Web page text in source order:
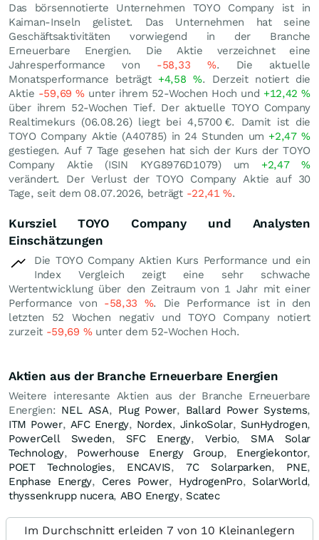
Das börsennotierte Unternehmen TOYO Company ist in
Kaiman-Inseln gelistet. Das Unternehmen hat seine
Geschäftsaktivitäten vorwiegend in der Branche
Erneuerbare Energien. Die Aktie verzeichnet eine
Jahresperformance von -58,33 %. Die aktuelle
Monatsperformance beträgt +4,58%. Derzeit notiert die
Aktie -59,69%unter ihrem 52-Wochen Hoch und +12,42%
über ihrem 52-Wochen Tief. Der aktuelle TOYO Company
Realtimekurs (06.08.26) liegt bei 4,5700 €. Damit ist die
TOYO Company Aktie (A40785) in 24 Stunden um +2,47%
gestiegen. Auf 7 Tage gesehen hat sich der Kurs der TOYO
Company Aktie (ISIN KYG8976D1079) um +2,47%
verändert. Der Verlust der TOYO Company Aktie auf 30
Tage, seit dem 08.07.2026, beträgt -22,41%.
Kursziel TOYO Company und Analysten
Einschätzungen
Die TOYO Company Aktien Kurs Performance und ein
Index Vergleich zeigt eine sehr schwache
Wertentwicklung über den Zeitraum von 1 Jahr mit einer
Performance von -58,33 %. Die Performance ist in den
letzten 52 Wochen negativ und TOYO Company notiert
zurzeit -59,69 %unter dem 52-Wochen Hoch.
Aktien aus der Branche Erneuerbare Energien
Weitere interesante Aktien aus der Branche Erneuerbare
Energien: NEL ASA, Plug Power, Ballard Power Systems,
ITM Power, AFC Energy, Nordex, JinkoSolar, SunHydrogen,
PowerCell Sweden, SFC Energy,Verbio, SMA Solar
Technology, Powerhouse Energy Group, Energiekontor,
POET Technologies, ENCAVIS,7C Solarparken, PNE,
Enphase Energy, Ceres Power, HydrogenPro, SolarWorld,
thyssenkrupp nucera, ABO Energy, Scatec
Im Durchschnitt erleiden 7 von 10 Kleinanlegern